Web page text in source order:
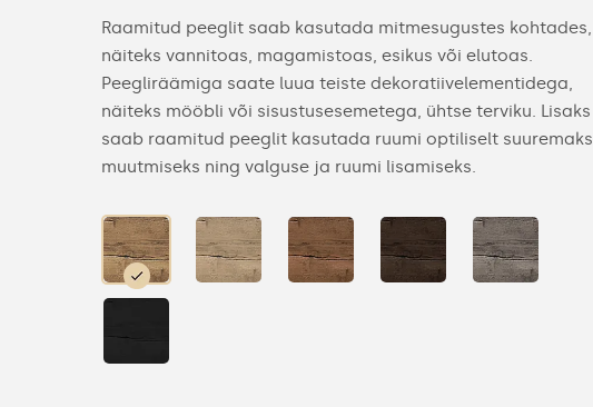
Raamitud peeglit saab kasutada mitmesugustes kohtades,
näiteks vannitoas, magamistoas, esikus või elutoas.
Peegliräämiga saate luua teiste dekoratiivelementidega,
näiteks mööbli või sisustusesemetega, ühtse terviku. Lisaks
saab raamitud peeglit kasutada ruumi optiliselt suuremaks
muutmiseks ning valguse ja ruumi lisamiseks.